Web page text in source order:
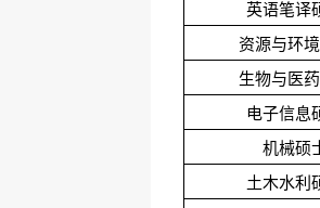
英语笔译
资源与环
生物与医
电子信息
机械硕
土木水利